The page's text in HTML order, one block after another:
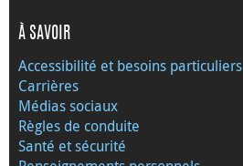
À SAVOIR
Accessibilité et besoins particuliers
Carrières
Médias sociaux
Règles de conduite
Santé et sécurité